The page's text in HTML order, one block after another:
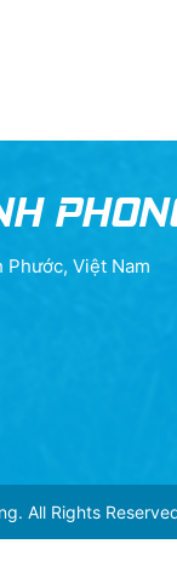
Phước, Việt Nam
All Rights